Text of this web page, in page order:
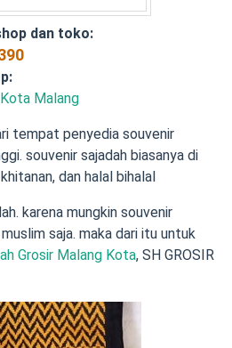
dan toko:
Malang
tempat penyedia souvenir
souvenir sajadah biasanya di
dan halal bihalal
karena mungkin souvenir
saja. maka dari itu untuk
Grosir Malang Kota, SH GROSIR